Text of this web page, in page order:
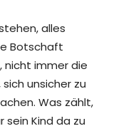
alles
Botschaft
nicht immer die
unsicher zu
Was zählt,
sein Kind da zu